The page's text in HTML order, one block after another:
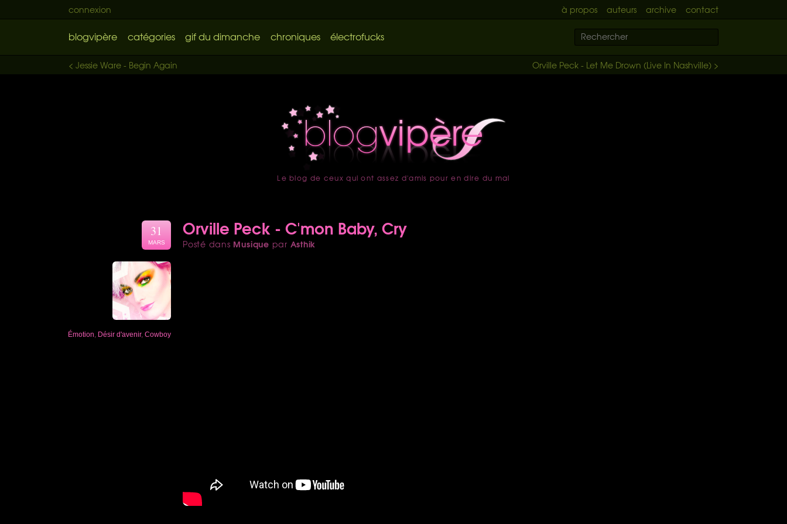
connexion à propos auteurs archive contact
blogvipère catégories gif du dimanche chroniques électrofucks
Orville Peck - Let Me Drown (Live In Nashville) >
< Jessie Ware - Begin Again
accueil
Le blog de ceux qui ont assez d'amis pour en dire du mal
Orville Peck - C'mon Baby, Cry
Posté dans Musique par Asthik
31
MARS
Émotion Désir d'avenir, Cowboy